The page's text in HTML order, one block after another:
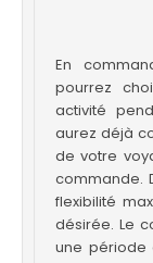
En
pourrez
activité
aurez déjà
de votre
commande. De cette façon, vous bénéficiez d’une
flexibilité
désirée. Le
une